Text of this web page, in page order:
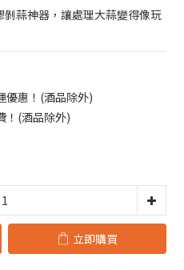
蒜神器，讓處理大蒜變得像玩
優惠！(酒品除外)
！(酒品除外)
立即購買